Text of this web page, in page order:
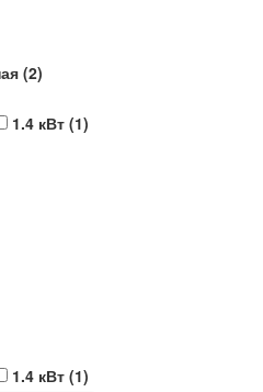
(2)
1.4 кВт (1)
1.4 кВт (1)